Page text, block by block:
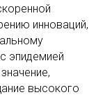
инноваций,
эпидемией
высокого